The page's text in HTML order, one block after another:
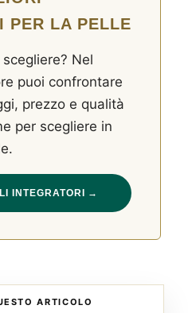
PER LA PELLE
Nel
puoi confrontare
prezzo e qualità
per scegliere in
INTEGRATORI →
ARTICOLO